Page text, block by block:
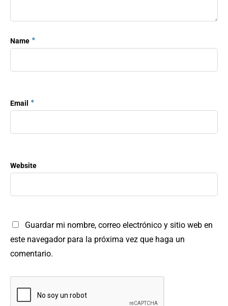
Name *
Email *
Website
Guardar mi nombre, correo electrónico y sitio web en
este navegador para la próxima vez que haga un
comentario.